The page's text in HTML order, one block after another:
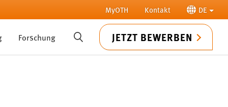
MyOTH Kontakt DE
Forschung SUCHE JETZT BEWERBEN